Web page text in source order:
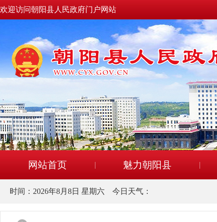
欢迎访问朝阳县人民政府门户网站
网站首页 魅力朝阳县
时间： 2026年8月8日 星期六 今日天气：